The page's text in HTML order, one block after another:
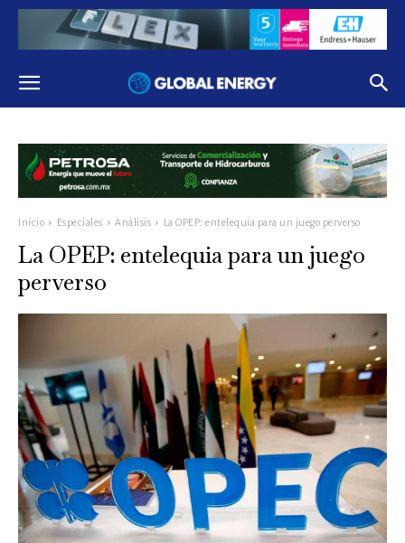
Inicio Especiales Análisis La OPEP: entelequia para un juego perverso
La OPEP: entelequia para un juego
perverso